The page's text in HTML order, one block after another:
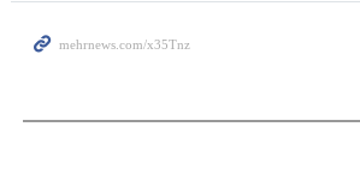
روزنامه‌های صبح چهارشنبه ۱۴ مرداد ۱۴۰۵